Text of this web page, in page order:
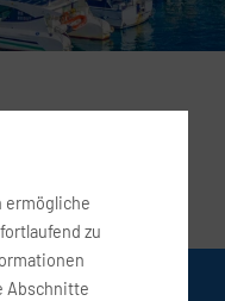
ermögliche
zu
Abschnitte